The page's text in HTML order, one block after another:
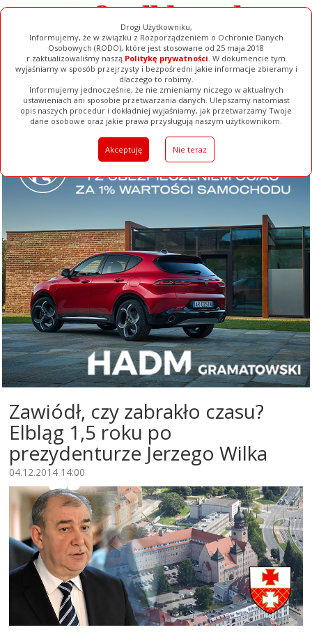
Drogi Użytkowniku,
Informujemy, że w związku z Rozporządzeniem o Ochronie Danych
Osobowych (RODO), które jest stosowane od 25 maja 2018
r.zaktualizowaliśmy naszą Politykę prywatności. W dokumencie tym
wyjaśniamy w sposób przejrzysty i bezpośredni jakie informacje zbieramy i
dlaczego to robimy.
Informujemy jednocześnie, że nie zmieniamy niczego w aktualnych
ustawieniach ani sposobie przetwarzania danych. Ulepszamy natomiast
opis naszych procedur i dokładniej wyjaśniamy, jak przetwarzamy Twoje
dane osobowe oraz jakie prawa przysługują naszym użytkownikom.
Akceptuję Nie teraz
Ogłoszenia Filmy Galerie Baza Firm Pełna Wersja
Zawiódł, czy zabrakło czasu?
Elbląg 1,5 roku po
prezydenturze Jerzego Wilka
04.12.2014 14:00